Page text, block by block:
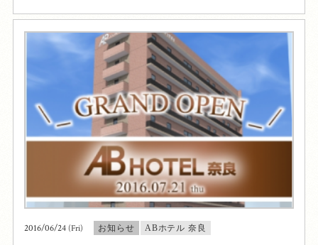
2016/06/24(Fri) お知らせ ABホテル 奈良